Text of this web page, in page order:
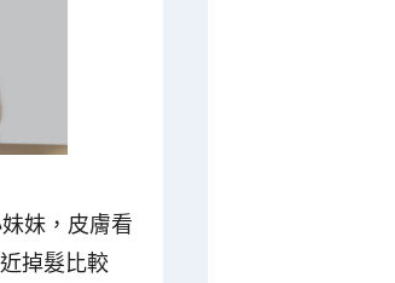
妹，皮膚看
掉髮比較